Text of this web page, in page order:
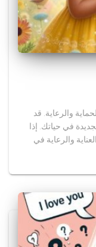
والرعاية. قد
في حياتك. إذا
والرعاية في